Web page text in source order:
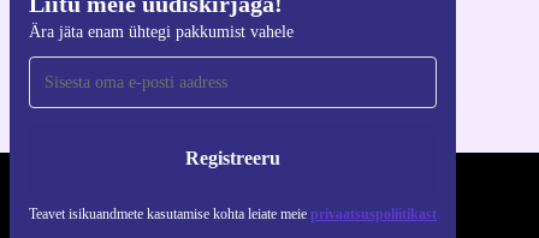
Ära jäta enam ühtegi pakkumist vahele
Registreeru
Teavet isikuandmete kasutamise kohta leiate meie privaatsuspoliitikast
Hangi refurbed rakendus
iOS-i ja Androidi jaoks